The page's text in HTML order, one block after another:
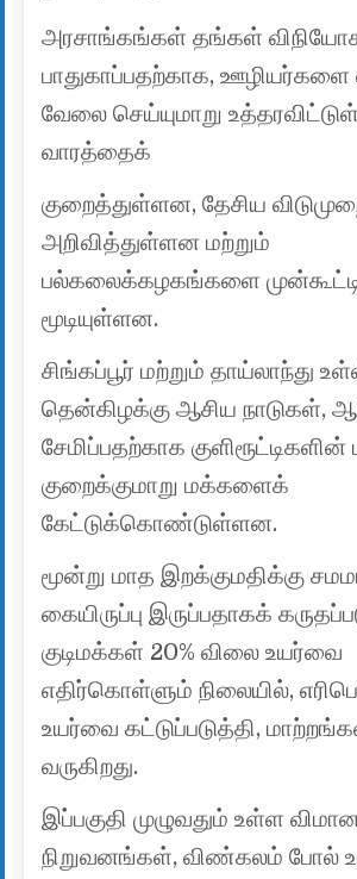
அரசாங்கங்கள் தங்கள்
பாதுகாப்பதற்காக, ஊழியர்களை
வேலை செய்யுமாறு
வாரத்தைக்
குறைத்துள்ளன, தேசிய
அறிவித்துள்ளன மற்றும்
பல்கலைக்கழகங்களை
மூடியுள்ளன.
சிங்கப்பூர் மற்றும் தாய்லாந்து
தென்கிழக்கு ஆசிய நாடுகள்,
சேமிப்பதற்காக
குறைக்குமாறு மக்களைக்
கேட்டுக்கொண்டுள்ளன.
மூன்று மாத இறக்குமதிக்கு
கையிருப்பு இருப்பதாகக்
குடிமக்கள் 20% விலை உயர்வை
எதிர்கொள்ளும் நிலையில்,
உயர்வை கட்டுப்படுத்தி,
வருகிறது.
இப்பகுதி முழுவதும் உள்ள
நிறுவனங்கள், விண்கலம் போல்